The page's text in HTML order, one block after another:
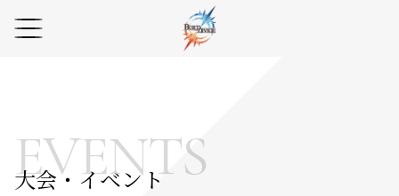
EVENTS
大会・イベント